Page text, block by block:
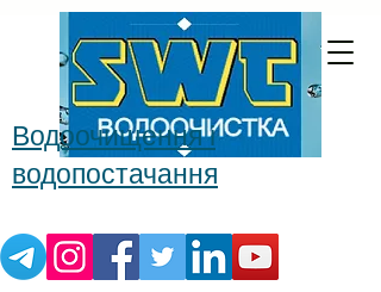
Водоочищення і
водопостачання